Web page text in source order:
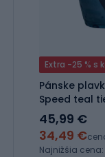
Extra -25 % s
Pánske
Speed teal
45,99 €
34,49 €
Najnižšia cena: